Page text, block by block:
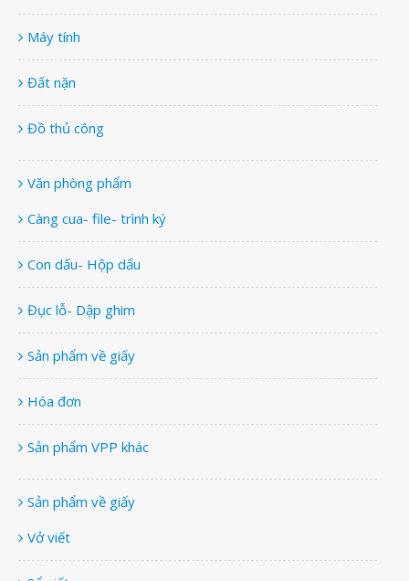
Máy tính
Đất nặn
Đồ thủ công
Văn phòng phẩm
Càng cua- file- trình ký
Con dấu- Hộp dấu
Đục lỗ- Dập ghim
Sản phẩm về giấy
Hóa đơn
Sản phẩm VPP khác
Sản phẩm về giấy
Vở viết